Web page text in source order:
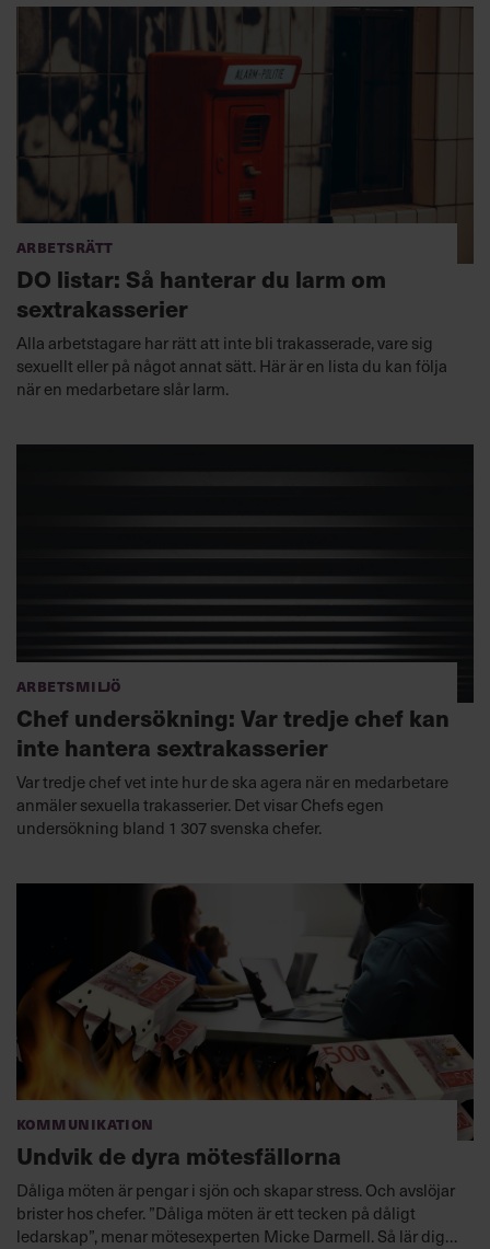
Arbetsrätt
DO listar: Så hanterar du larm om
sextrakasserier
Alla arbetstagare har rätt att inte bli trakasserade, vare sig
sexuellt eller på något annat sätt. Här är en lista du kan följa
när en medarbetare slår larm.
Arbetsmiljö
Chef undersökning: Var tredje chef kan
inte hantera sextrakasserier
Var tredje chef vet inte hur de ska agera när en medarbetare
anmäler sexuella trakasserier. Det visar Chefs egen
undersökning bland 1 307 svenska chefer.
Kommunikation
Undvik de dyra mötesfällorna
Dåliga möten är pengar i sjön och skapar stress. Och avslöjar
brister hos chefer. ”Dåliga möten är ett tecken på dåligt
ledarskap”, menar mötesexperten Micke Darmell. Så lär dig